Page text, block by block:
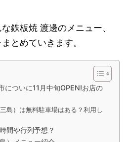
鉄板焼 渡邊のメニュー、
とめていきます。
についに11月中旬OPEN!お店の
島）は無料駐車場はある？利用し
間や行列予想？